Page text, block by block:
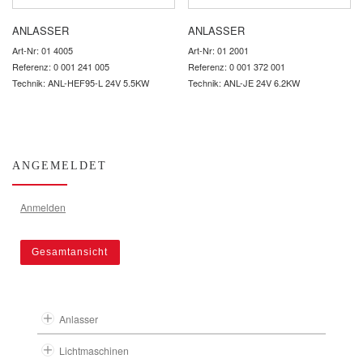
ANLASSER
Art-Nr: 01 4005
Referenz: 0 001 241 005
Technik: ANL-HEF95-L 24V 5.5KW
ANLASSER
Art-Nr: 01 2001
Referenz: 0 001 372 001
Technik: ANL-JE 24V 6.2KW
ANGEMELDET
Anmelden
Gesamtansicht
Anlasser
Lichtmaschinen